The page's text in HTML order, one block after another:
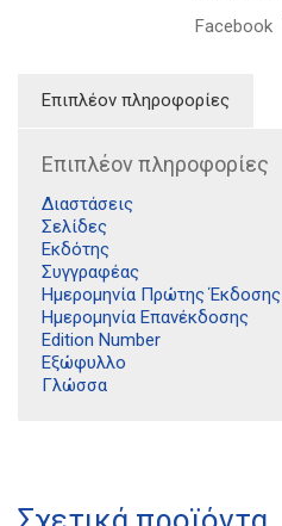
Facebook
Επιπλέον πληροφορίες
Επιπλέον πληροφορίες
Διαστάσεις
Σελίδες
Εκδότης
Συγγραφέας
Ημερομηνία Πρώτης Έκδοσης
Ημερομηνία Επανέκδοσης
Edition Number
Εξώφυλλο
Γλώσσα